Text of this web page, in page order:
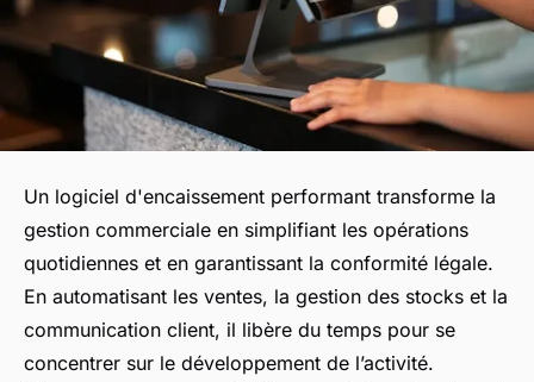
Un logiciel d'encaissement performant transforme la
gestion commerciale en simplifiant les opérations
quotidiennes et en garantissant la conformité légale.
En automatisant les ventes, la gestion des stocks et la
communication client, il libère du temps pour se
concentrer sur le développement de l’activité.